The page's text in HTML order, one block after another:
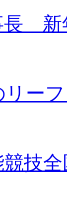
長 新
ー
競技